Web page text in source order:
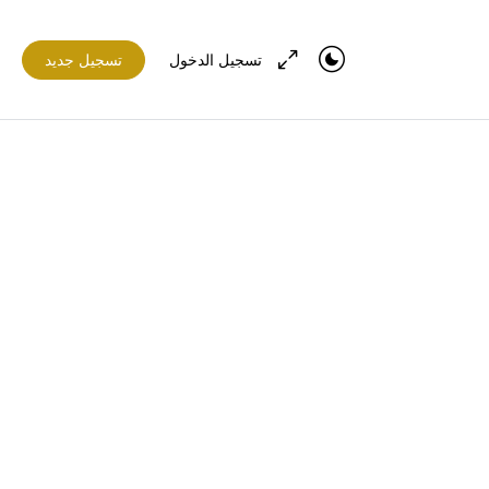
تسجيل الدخول تسجيل جديد